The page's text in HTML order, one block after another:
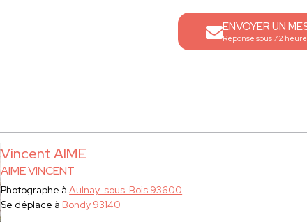
ENVOYER UN
Réponse sous 72
Vincent AIME
AIME VINCENT
Photographe àAulnay-sous-Bois 93600
Se déplace à Bondy 93140